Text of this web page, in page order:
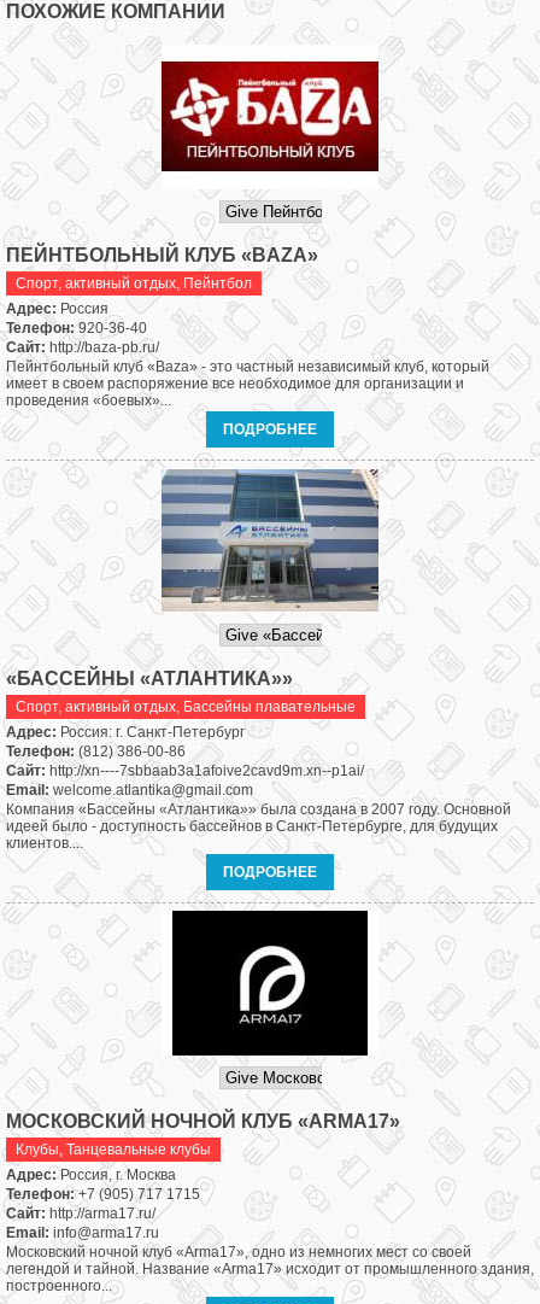
ПОХОЖИЕ КОМПАНИИ
ПЕЙНТБОЛЬНЫЙ КЛУБ «BAZA»
Спорт, активный отдых, Пейнтбол
Адрес: Россия
Телефон:920-36-40
Сайт: http://baza-pb.ru/
Пейнтбольный клуб «Baza» - это частный независимый клуб, который
имеет в своем распоряжение все необходимое для организации и
проведения «боевых»...
ПОДРОБНЕЕ
«БАССЕЙНЫ «АТЛАНТИКА»»
Спорт, активный отдых, Бассейны плавательные
Адрес: Россия: г. Санкт-Петербург
Телефон:(812) 386-00-86
Сайт: http://xn----7sbbaab3a1afoive2cavd9m.xn--p1ai/
Email: welcome.atlantika@gmail.com
Компания «Бассейны «Атлантика»» была создана в 2007 году. Основной
идеей было - доступность бассейнов в Санкт-Петербурге, для будущих
клиентов....
ПОДРОБНЕЕ
МОСКОВСКИЙ НОЧНОЙ КЛУБ «ARMA17»
Клубы, Танцевальные клубы
Адрес:Россия, г. Москва
Телефон:+7 (905) 717 1715
Сайт: http://arma17.ru/
Email: info@arma17.ru
Московский ночной клуб «Arma17», одно из немногих мест со своей
легендой и тайной. Название «Arma17» исходит от промышленного здания,
построенного...